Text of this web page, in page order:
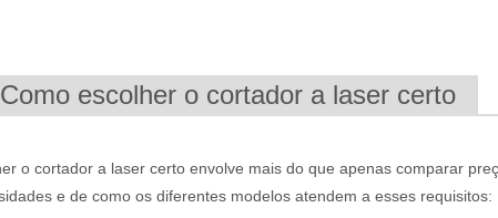
eficiência são de suma importância. O dispositivo de soldagem a
escolher o cortador a laser certo
o cortador a laser certo envolve mais do que apenas comparar
e de como os diferentes modelos atendem a esses requisitos: